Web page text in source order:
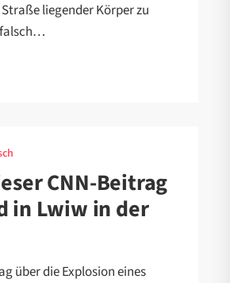
liegender Körper zu
falsch…
CNN-Beitrag
in Lwiw in der
über die Explosion eines